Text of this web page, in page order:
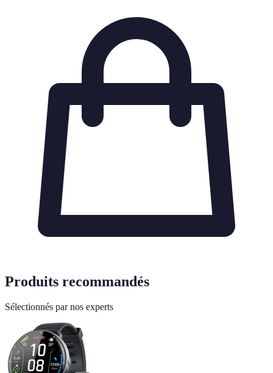
Produits recommandés
Sélectionnés par nos experts